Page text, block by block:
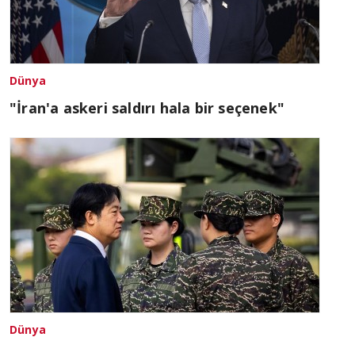
Dünya
"İran'a askeri saldırı hala bir seçenek"
Dünya